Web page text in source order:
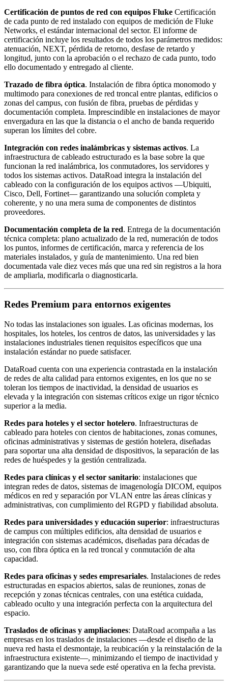
Certificación de puntos de red con equipos Fluke Certificación
de cada punto de red instalado con equipos de medición de Fluke
Networks, el estándar internacional del sector. El informe de
certificación incluye los resultados de todos los parámetros medidos:
atenuación, NEXT, pérdida de retorno, desfase de retardo y
longitud, junto con la aprobación o el rechazo de cada punto, todo
ello documentado y entregado al cliente.
Trazado de fibra óptica. Instalación de fibra óptica monomodo y
multimodo para conexiones de red troncal entre plantas, edificios o
zonas del campus, con fusión de fibra, pruebas de pérdidas y
documentación completa. Imprescindible en instalaciones de mayor
envergadura en las que la distancia o el ancho de banda requerido
superan los límites del cobre.
Integración con redes inalámbricas y sistemas activos. La
infraestructura de cableado estructurado es la base sobre la que
funcionan la red inalámbrica, los conmutadores, los servidores y
todos los sistemas activos. DataRoad integra la instalación del
cableado con la configuración de los equipos activos —Ubiquiti,
Cisco, Dell, Fortinet— garantizando una solución completa y
coherente, y no una mera suma de componentes de distintos
proveedores.
Documentación completa de la red. Entrega de la documentación
técnica completa: plano actualizado de la red, numeración de todos
los puntos, informes de certificación, marca y referencia de los
materiales instalados, y guía de mantenimiento. Una red bien
documentada vale diez veces más que una red sin registros a la hora
de ampliarla, modificarla o diagnosticarla.
Redes Premium para entornos exigentes
No todas las instalaciones son iguales. Las oficinas modernas, los
hospitales, los hoteles, los centros de datos, las universidades y las
instalaciones industriales tienen requisitos específicos que una
instalación estándar no puede satisfacer.
DataRoad cuenta con una experiencia contrastada en la instalación
de redes de alta calidad para entornos exigentes, en los que no se
toleran los tiempos de inactividad, la densidad de usuarios es
elevada y la integración con sistemas críticos exige un rigor técnico
superior a la media.
Redes para hoteles y el sector hotelero. Infraestructuras de
cableado para hoteles con cientos de habitaciones, zonas comunes,
oficinas administrativas y sistemas de gestión hotelera, diseñadas
para soportar una alta densidad de dispositivos, la separación de las
redes de huéspedes y la gestión centralizada.
Redes para clínicas y el sector sanitario: instalaciones que
integran redes de datos, sistemas de imagenología DICOM, equipos
médicos en red y separación por VLAN entre las áreas clínicas y
administrativas, con cumplimiento del RGPD y fiabilidad absoluta.
Redes para universidades y educación superior: infraestructuras
de campus con múltiples edificios, alta densidad de usuarios e
integración con sistemas académicos, diseñadas para décadas de
uso, con fibra óptica en la red troncal y conmutación de alta
capacidad.
Redes para oficinas y sedes empresariales. Instalaciones de redes
estructuradas en espacios abiertos, salas de reuniones, zonas de
recepción y zonas técnicas centrales, con una estética cuidada,
cableado oculto y una integración perfecta con la arquitectura del
espacio.
Traslados de oficinas y ampliaciones: DataRoad acompaña a las
empresas en los traslados de instalaciones —desde el diseño de la
nueva red hasta el desmontaje, la reubicación y la reinstalación de la
infraestructura existente—, minimizando el tiempo de inactividad y
garantizando que la nueva sede esté operativa en la fecha prevista.